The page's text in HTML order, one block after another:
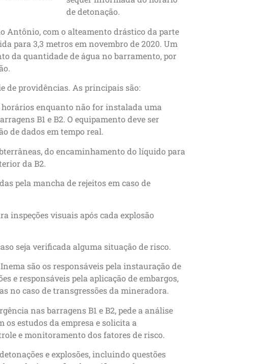
de detonação.
Antônio, com o alteamento drástico da parte
para 3,3 metros em novembro de 2020. Um
da quantidade de água no barramento, por
de providências. As principais são:
enquanto não for instalada uma
B1 e B2. O equipamento deve ser
de dados em tempo real.
do encaminhamento do líquido para
da B2.
pela mancha de rejeitos em caso de
inspeções visuais após cada explosão
seja verificada alguma situação de risco.
são os responsáveis pela instauração de
e responsáveis pela aplicação de embargos,
no caso de transgressões da mineradora.
nas barragens B1 e B2, pede a análise
os estudos da empresa e solicita a
e monitoramento dos fatores de risco.
e explosões, incluindo questões